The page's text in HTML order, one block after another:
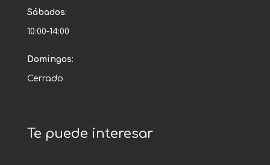
Sábados:
10:00-14:00
Domingos:
Cerrado
Te puede interesar